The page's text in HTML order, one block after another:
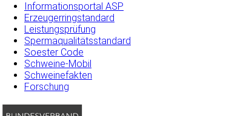
Informationsportal ASP
Erzeugerringstandard
Leistungsprüfung
Spermaqualitätsstandard
Soester Code
Schweine-Mobil
Schweinefakten
Forschung